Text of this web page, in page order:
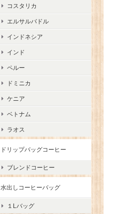
コスタリカ
エルサルバドル
インドネシア
インド
ペルー
ドミニカ
ケニア
ベトナム
ラオス
ドリップバッグコーヒー
ブレンドコーヒー
水出しコーヒーバッグ
１Lバッグ